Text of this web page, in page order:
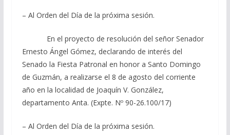
– Al Orden del Día de la próxima sesión.
En el proyecto de resolución del señor Senador
Ernesto Ángel Gómez, declarando de interés del
Senado la Fiesta Patronal en honor a Santo Domingo
de Guzmán, a realizarse el 8 de agosto del corriente
año en la localidad de Joaquín V. González,
departamento Anta. (Expte. Nº 90-26.100/17)
– Al Orden del Día de la próxima sesión.